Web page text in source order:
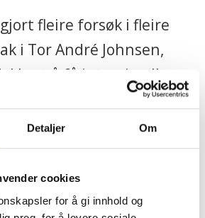
Detaljer Om
cookies
for å gi innhold og
fleire forsøk i fleire
i Tor André Johnsen,
å få intervju eller
kjem tilbake med svar
om han stiller.
FAGFORBUNDET